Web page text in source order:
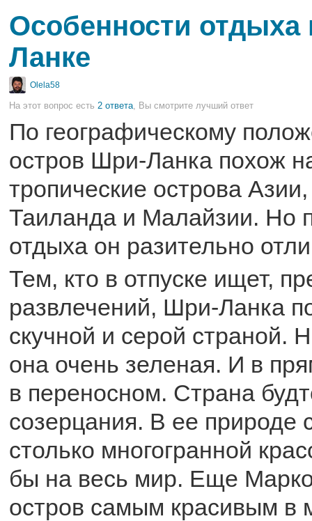
Особенности
Ланке
Olela58
На этот вопрос есть 2 ответа, Вы смотрите лучший ответ
По географическому
остров Шри-Ланка похож
тропические острова
Таиланда и Малайзии. Но
отдыха он разительно
Тем, кто в отпуске ищет,
развлечений, Шри-Ланка
скучной и серой страной.
она очень зеленая. И в
в переносном. Страна
созерцания. В ее природе
столько многогранной
бы на весь мир. Еще
остров самым красивым в